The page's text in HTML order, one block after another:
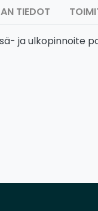
TIEDOT
ja ulkopinnoite